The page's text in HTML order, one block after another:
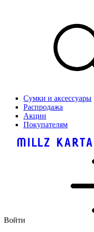
Сумки и аксессуары
Распродажа
Акции
Покупателям
Войти